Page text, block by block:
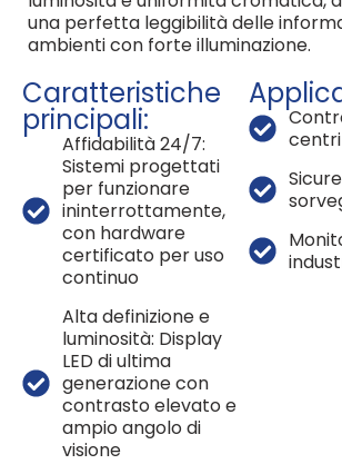
una perfetta leggibilità delle
ambienti con forte illuminazione.
Caratteristiche
principali:
Affidabilità 24/7:
Sistemi progettati
per funzionare
ininterrottamente,
con hardware
certificato per uso
continuo
Alta definizione e
luminosità: Display
LED di ultima
generazione con
contrasto elevato e
ampio angolo di
visione